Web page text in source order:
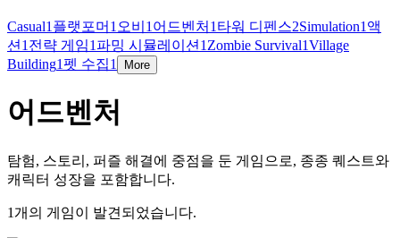
Casual1 플랫포머 1 오비 1 어드벤처 1 타워 디펜스2Simulation1 액
션 1 전략 게임1 파밍 시뮬레이션 1 Zombie Survival1Village
Building1펫 수집1 More
어드벤처
탐험, 스토리, 퍼즐 해결에 중점을 둔 게임으로, 종종 퀘스트와
캐릭터 성장을 포함합니다.
1개의 게임이 발견되었습니다.